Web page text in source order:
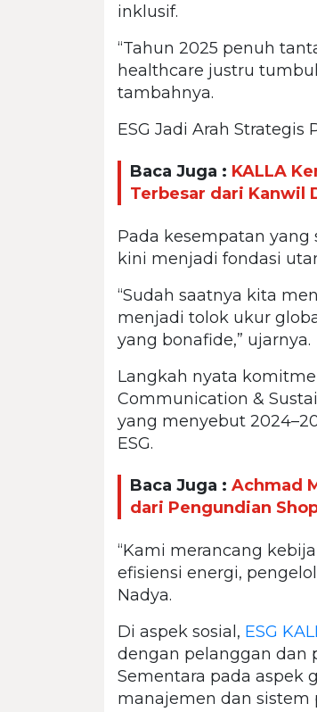
inklusif.
“Tahun 2025 penuh
healthcare justru
tambahnya.
ESG Jadi Arah Strategis
Baca Juga : KALLA
Terbesar dari Kanwil
Pada kesempatan yang
kini menjadi fondasi
“Sudah saatnya kita
menjadi tolok ukur
yang bonafide,” ujarnya.
Langkah nyata
Communication &
yang menyebut
ESG.
Baca Juga : Achmad
dari Pengundian
“Kami merancang
efisiensi energi,
Nadya.
Di aspek sosial, ESG
dengan pelanggan dan
Sementara pada aspek
manajemen dan sistem